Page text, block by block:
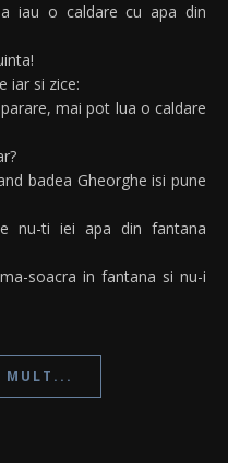
iau o caldare cu apa din
iar si zice:
mai pot lua o caldare
badea Gheorghe isi pune
nu-ti iei apa din fantana
soacra in fantana si nu-i
MULT...